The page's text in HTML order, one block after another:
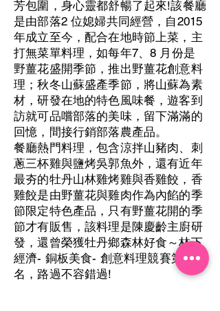
芳包圍，身心靈都舒暢了起來!該餐廳
是由部落2 位媳婦共同經營，自2015
年成立至今，配合在地時節上菜，主
打無菜單料理，如每年7、8 月份是
野薑花盛開季節，推出野薑花創意料
理；秋冬山蘇盛產季節，將山蘇為素
材，研發在地的特色風味餐，遊客到
訪就可品嚐部落的美味，留下滿滿的
回憶，間接行銷部落農產品。
餐廳熱門料理，包含涼拌山豬肉、刺
蔥三杯雞與鹽烤吳郭魚外，還有近年
最夯的牡丹山林雞烤雞與香雞餃，香
雞餃是由野薑花與雞肉作為內餡的季
節限定特色產品，只有野薑花開的季
節才有販售，該料理是陳慶齡主廚研
發，還曾榮獲牡丹鄉森林好食～林下
經濟- 銅板美食- 創意料理競賽第一
名，路過不容錯過!